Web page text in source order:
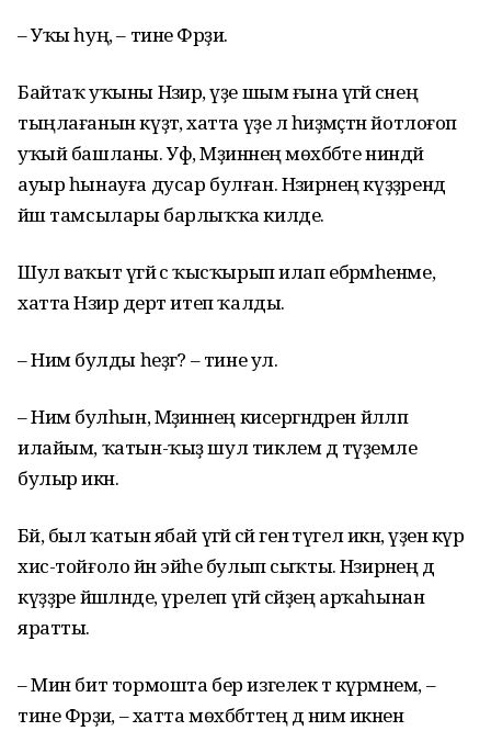
– Уҡы һуң, – тине Фәрҙиә.
Байтаҡ уҡыны Нәзирә, үҙе шым ғына үгәй әсәнең
тыңлағанын күҙәтә, хатта үҙе лә һиҙмәҫтән йотлоғоп
уҡый башланы. Уф, Мәҙинәнең мөхәббәте ниндәй
ауыр һынауға дусар булған. Нәзирәнең күҙҙәрендә
йәш тамсылары барлыҡҡа килде.
Шул ваҡыт үгәй әсә ҡысҡырып илап ебәрмәһенме,
хатта Нәзирә дерт итеп ҡалды.
– Нимә булды һеҙгә? – тине ул.
– Нимә булһын, Мәҙинәнең кисергәндәрен йәлләп
илайым, ҡатын-ҡыҙ шул тиклем дә түҙемле
булыр икән.
Бәй, был ҡатын ябай үгәй әсәй генә түгел икән, үҙенә күрә
хис-тойғоло йән эйәһе булып сыҡты. Нәзирәнең дә
күҙҙәре йәшләнде, үрелеп үгәй әсәйҙең арҡаһынан
яратты.
– Мин бит тормошта бер изгелек тә күрмәнем, –
тине Фәрҙиә, – хатта мөхәббәттең дә нимә икәнен